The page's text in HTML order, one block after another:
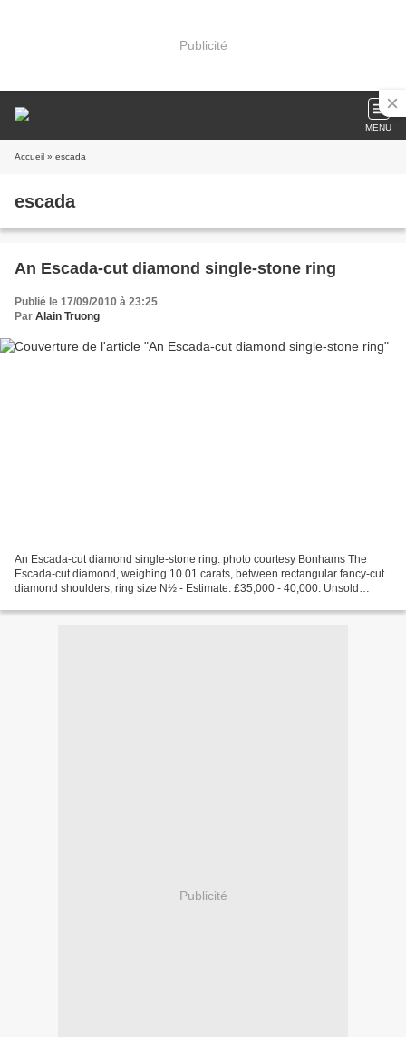
Publicité
MENU
Accueil » escada
escada
An Escada-cut diamond single-stone ring
Publié le 17/09/2010 à 23:25
Par Alain Truong
An Escada-cut diamond single-stone ring. photo courtesy Bonhams The
Escada-cut diamond, weighing 10.01 carats, between rectangular fancy-cut
diamond shoulders, ring size N½ - Estimate: £35,000 - 40,000. Unsold
Publicité